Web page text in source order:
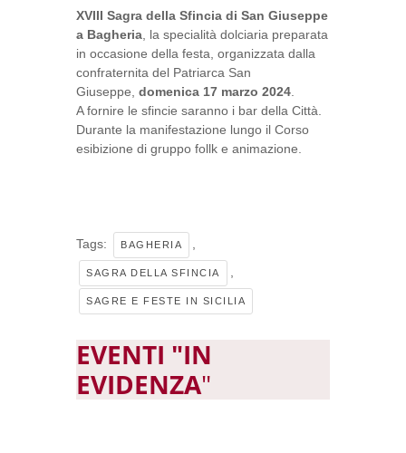
XVIII Sagra della Sfincia di San Giuseppe
a Bagheria, la specialità dolciaria preparata
in occasione della festa, organizzata dalla
confraternita del Patriarca San
Giuseppe, domenica 17 marzo 2024.
A fornire le sfincie saranno i bar della Città.
Durante la manifestazione lungo il Corso
esibizione di gruppo follk e animazione.
Tags: BAGHERIA ,
SAGRA DELLA SFINCIA ,
SAGRE E FESTE IN SICILIA
EVENTI "IN
EVIDENZA"